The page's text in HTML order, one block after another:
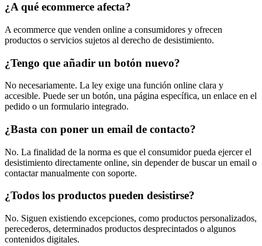
¿A qué ecommerce afecta?
A ecommerce que venden online a consumidores y ofrecen
productos o servicios sujetos al derecho de desistimiento.
¿Tengo que añadir un botón nuevo?
No necesariamente. La ley exige una función online clara y
accesible. Puede ser un botón, una página específica, un enlace en el
pedido o un formulario integrado.
¿Basta con poner un email de contacto?
No. La finalidad de la norma es que el consumidor pueda ejercer el
desistimiento directamente online, sin depender de buscar un email o
contactar manualmente con soporte.
¿Todos los productos pueden desistirse?
No. Siguen existiendo excepciones, como productos personalizados,
perecederos, determinados productos desprecintados o algunos
contenidos digitales.